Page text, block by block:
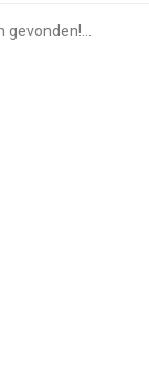
gevonden!...